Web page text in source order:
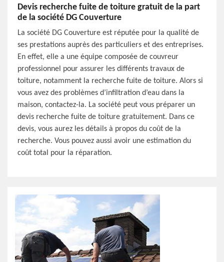
Devis recherche fuite de toiture gratuit de la part
de la société DG Couverture
La société DG Couverture est réputée pour la qualité de
ses prestations auprès des particuliers et des entreprises.
En effet, elle a une équipe composée de couvreur
professionnel pour assurer les différents travaux de
toiture, notamment la recherche fuite de toiture. Alors si
vous avez des problèmes d’infiltration d’eau dans la
maison, contactez-la. La société peut vous préparer un
devis recherche fuite de toiture gratuitement. Dans ce
devis, vous aurez les détails à propos du coût de la
recherche. Vous pouvez aussi avoir une estimation du
coût total pour la réparation.